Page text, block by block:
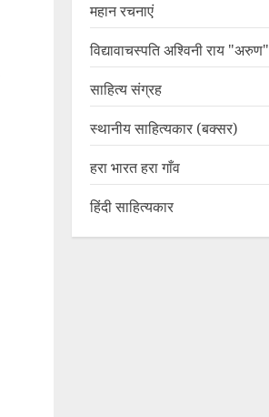
महान रचनाएं
विद्यावाचस्पति अश्विनी राय "अरुण"
साहित्य संग्रह
स्थानीय साहित्यकार (बक्सर)
हरा भारत हरा गाँव
हिंदी साहित्यकार